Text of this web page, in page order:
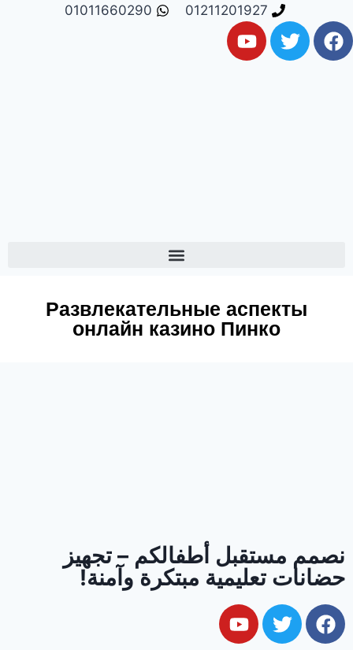
01211201927
01011660290
Развлекательные аспекты
онлайн казино Пинко
نصمم مستقبل أطفالكم – تجهيز
حضانات تعليمية مبتكرة وآمنة!